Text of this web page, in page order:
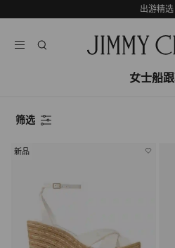
至
出游精选
女士船
筛选
新品